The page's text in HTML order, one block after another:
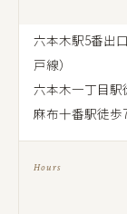
六本木駅5番出
戸線）
六本木一丁目駅
麻布十番駅徒歩7
Hours